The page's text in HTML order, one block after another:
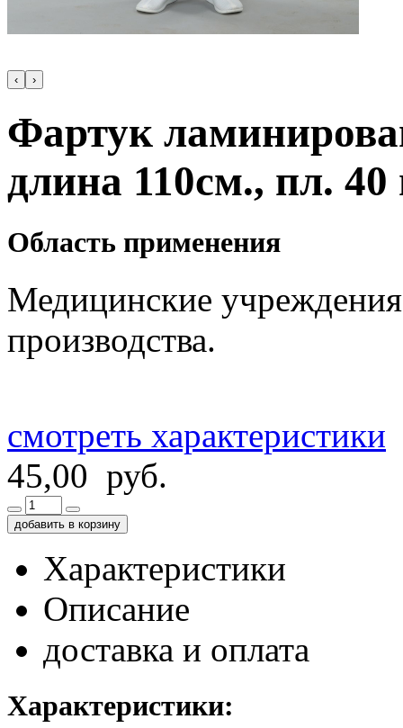
‹ ›
Фартук
длина 110см., пл. 40
Область применения
Медицинские
производства.
смотреть характеристики
45,00 руб.
добавить в корзину
Характеристики
Описание
доставка и оплата
Характеристики: